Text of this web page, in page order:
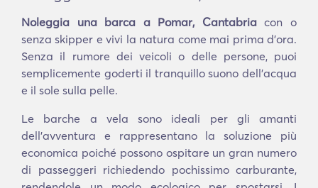
Noleggia una barca a Pomar, Cantabriacon o
senza skipper e vivi la natura come mai prima d'ora.
Senza il rumore dei veicoli o delle persone, puoi
semplicemente goderti il tranquillo suono dell'acqua
e il sole sulla pelle.
Le barche a vela sono ideali per gli amanti
dell'avventura e rappresentano la soluzione più
economica poiché possono ospitare un gran numero
di passeggeri richiedendo pochissimo carburante,